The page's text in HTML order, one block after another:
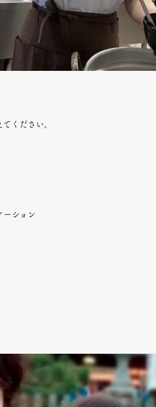
ください。
ーション